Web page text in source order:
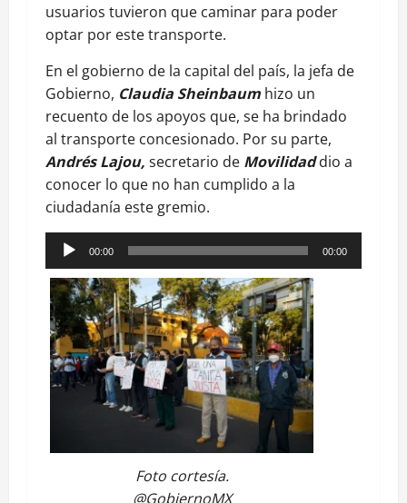
usuarios tuvieron que caminar para poder
optar por este transporte.
En el gobierno de la capital del país, la jefa de
Gobierno, Claudia Sheinbaum hizo un
recuento de los apoyos que, se ha brindado
al transporte concesionado. Por su parte,
Andrés Lajou, secretario de Movilidaddio a
conocer lo que no han cumplido a la
ciudadanía este gremio.
Reproductor
de
audio
00:00 00:00
Foto cortesía.
@GobiernoMX